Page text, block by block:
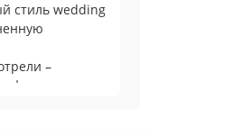
стиль wedding
–